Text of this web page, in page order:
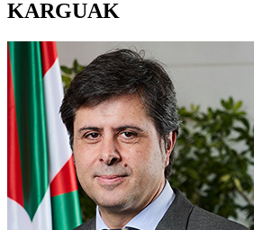
KARGUAK